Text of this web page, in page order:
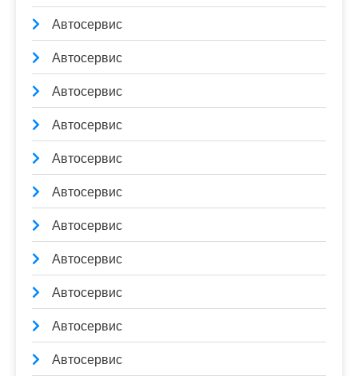
Автосервис
Автосервис
Автосервис
Автосервис
Автосервис
Автосервис
Автосервис
Автосервис
Автосервис
Автосервис
Автосервис